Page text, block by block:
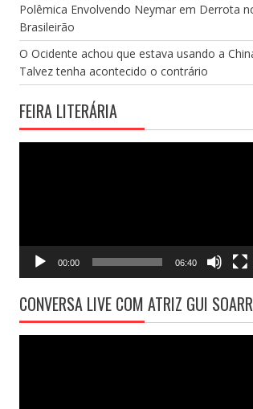
Polêmica Envolvendo Neymar em Derrota
Brasileirão
O Ocidente achou que estava usando a
Talvez tenha acontecido o contrário
FEIRA LITERÁRIA
00:00 06:40
CONVERSA LIVE COM ATRIZ GUI